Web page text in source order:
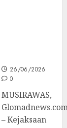
26/06/2026
0
MUSIRAWAS,
– Kejaksaan